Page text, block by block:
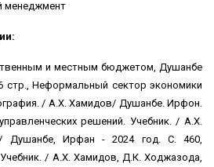
менеджмент
и местным бюджетом, Душанбе
стр., Неформальный сектор экономики
/ А.Х. Хамидов/ Душанбе. Ирфон.
решений. Учебник. / А.Х.
Душанбе, Ирфан - 2024 год. С. 460,
/ А.Х. Хамидов, Д.К. Ходжазода,